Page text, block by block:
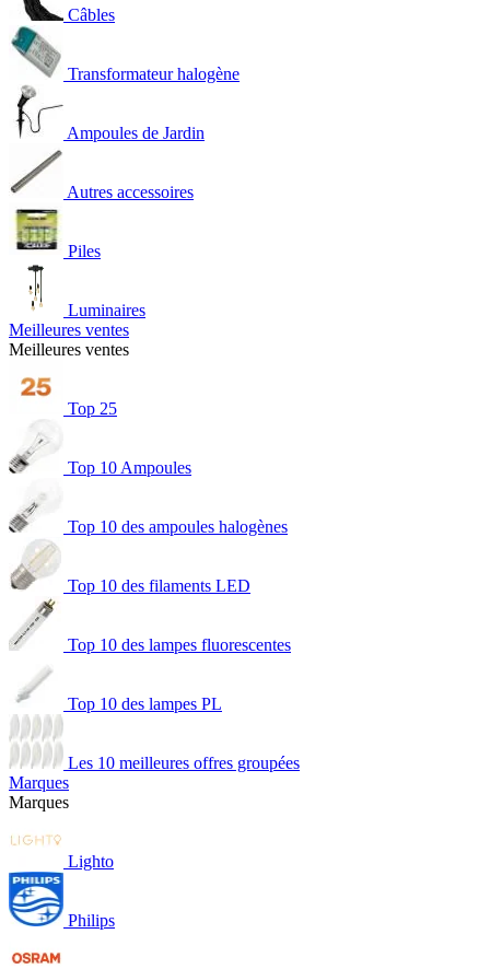
Câbles
Transformateur halogène
Ampoules de Jardin
Autres accessoires
Piles
Luminaires
Meilleures ventes
Meilleures ventes
Top 25
Top 10 Ampoules
Top 10 des ampoules halogènes
Top 10 des filaments LED
Top 10 des lampes fluorescentes
Top 10 des lampes PL
Les 10 meilleures offres groupées
Marques
Marques
Lighto
Philips